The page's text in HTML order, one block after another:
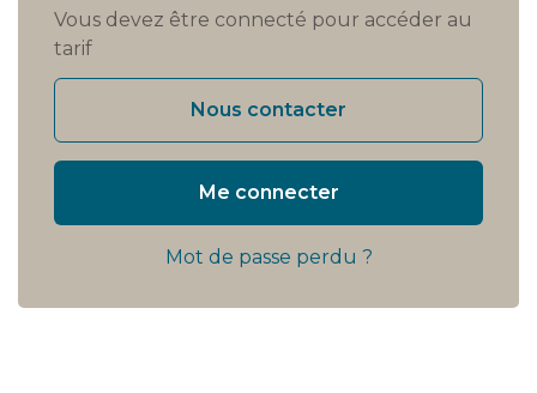
Vous devez être connecté pour accéder au
tarif
Nous contacter
Me connecter
Mot de passe perdu ?